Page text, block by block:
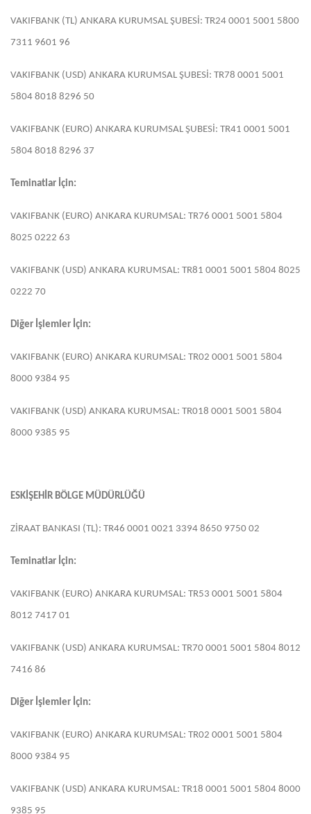
VAKIFBANK (TL) ANKARA KURUMSAL ŞUBESİ: TR24 0001 5001 5800
7311 9601 96
VAKIFBANK (USD) ANKARA KURUMSAL ŞUBESİ: TR78 0001 5001
5804 8018 8296 50
VAKIFBANK (EURO) ANKARA KURUMSAL ŞUBESİ: TR41 0001 5001
5804 8018 8296 37
Teminatlar İçin:
VAKIFBANK (EURO) ANKARA KURUMSAL: TR76 0001 5001 5804
8025 0222 63
VAKIFBANK (USD) ANKARA KURUMSAL: TR81 0001 5001 5804 8025
0222 70
Diğer İşlemler İçin:
VAKIFBANK (EURO) ANKARA KURUMSAL: TR02 0001 5001 5804
8000 9384 95
VAKIFBANK (USD) ANKARA KURUMSAL: TR018 0001 5001 5804
8000 9385 95
ESKİŞEHİR BÖLGE MÜDÜRLÜĞÜ
ZİRAAT BANKASI (TL): TR46 0001 0021 3394 8650 9750 02
Teminatlar İçin:
VAKIFBANK (EURO) ANKARA KURUMSAL: TR53 0001 5001 5804
8012 7417 01
VAKIFBANK (USD) ANKARA KURUMSAL: TR70 0001 5001 5804 8012
7416 86
Diğer İşlemler İçin:
VAKIFBANK (EURO) ANKARA KURUMSAL: TR02 0001 5001 5804
8000 9384 95
VAKIFBANK (USD) ANKARA KURUMSAL: TR18 0001 5001 5804 8000
9385 95